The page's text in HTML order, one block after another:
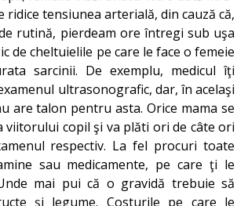
ridice tensiunea arterială, din cauză că,
rutină, pierdeam ore întregi sub uşa
de cheltuielile pe care le face o femeie
sarcinii. De exemplu, medicul îţi
ultrasonografic, dar, în acelaşi
are talon pentru asta. Orice mama se
viitorului copil şi va plăti ori de câte ori
respectiv. La fel procuri toate
sau medicamente, pe care ţi le
mai pui că o gravidă trebuie să
şi legume. Costurile pe care le